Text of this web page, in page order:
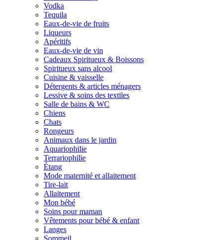
Vodka
Tequila
Eaux-de-vie de fruits
Liqueurs
Apéritifs
Eaux-de-vie de vin
Cadeaux Spiritueux & Boissons
Spiritueux sans alcool
Cuisine & vaisselle
Détergents & articles ménagers
Lessive & soins des textiles
Salle de bains & WC
Chiens
Chats
Rongeurs
Animaux dans le jardin
Aquariophilie
Terrariophilie
Étang
Mode maternité et allaitement
Tire-lait
Allaitement
Mon bébé
Soins pour maman
Vêtements pour bébé & enfant
Langes
Sommeil